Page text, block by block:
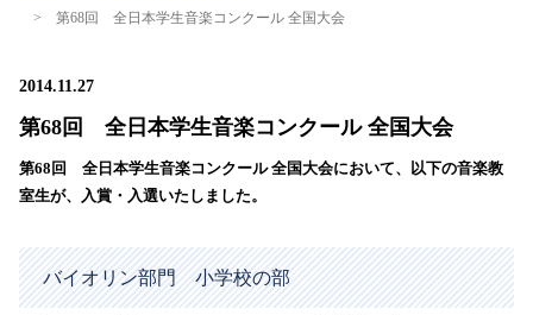
第68回 全日本学生音楽コンクール 全国大会
2014.11.27
第68回 全日本学生音楽コンクール 全国大会
第68回 全日本学生音楽コンクール 全国大会において、以下の音楽教
室生が、入賞・入選いたしました。
バイオリン部門 小学校の部